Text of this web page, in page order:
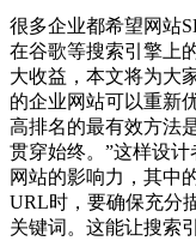
很多企业都希望网站
在谷歌等搜索引擎上
大收益，本文将为大
的企业网站可以重新
高排名的最有效方法
贯穿始终。”这样设
网站的影响力，其中
URL时，要确保充分
关键词。这能让搜索